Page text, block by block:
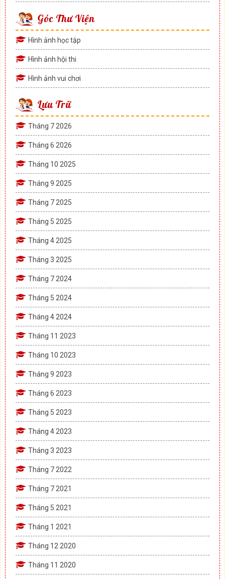
Góc Thư Viện
Hình ảnh học tập
Hình ảnh hội thi
Hình ảnh vui chơi
Lưu Trữ
Tháng 7 2026
Tháng 6 2026
Tháng 10 2025
Tháng 9 2025
Tháng 7 2025
Tháng 5 2025
Tháng 4 2025
Tháng 3 2025
Tháng 7 2024
Tháng 5 2024
Tháng 4 2024
Tháng 11 2023
Tháng 10 2023
Tháng 9 2023
Tháng 6 2023
Tháng 5 2023
Tháng 4 2023
Tháng 3 2023
Tháng 7 2022
Tháng 7 2021
Tháng 5 2021
Tháng 1 2021
Tháng 12 2020
Tháng 11 2020